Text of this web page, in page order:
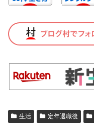
生活 定年退職後